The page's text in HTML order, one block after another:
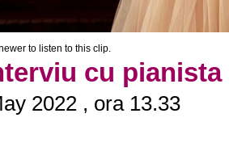
to listen to this clip.
cu
2022 , ora 13.33